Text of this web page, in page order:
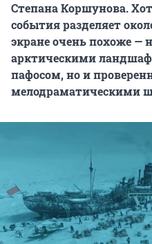
Степана Коршунова.
события разделяет
экране очень похоже —
арктическими
пафосом, но и
мелодраматическими